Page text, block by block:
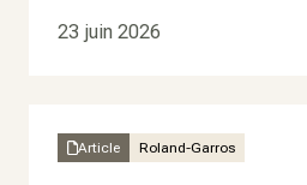
23 juin 2026
Article Roland-Garros